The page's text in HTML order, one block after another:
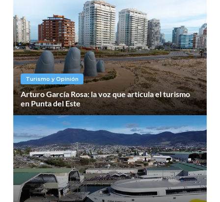
Turismo y Opinión
Arturo García Rosa: la voz que articula el turismo
en Punta del Este